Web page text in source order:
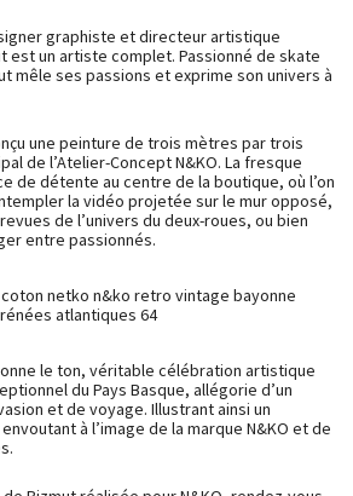
graphiste et directeur artistique
est un artiste complet. Passionné de skate
mêle ses passions et exprime son univers à
une peinture de trois mètres par trois
de l’Atelier-Concept N&KO. La fresque
de détente au centre de la boutique, où l’on
la vidéo projetée sur le mur opposé,
de l’univers du deux-roues, ou bien
entre passionnés.
le ton, véritable célébration artistique
du Pays Basque, allégorie d’un
et de voyage. Illustrant ainsi un
à l’image de la marque N&KO et de